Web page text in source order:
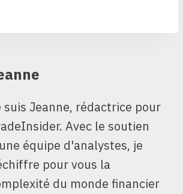
suis Jeanne, rédactrice pour
Avec le soutien
équipe d'analystes, je
pour vous la
du monde financier